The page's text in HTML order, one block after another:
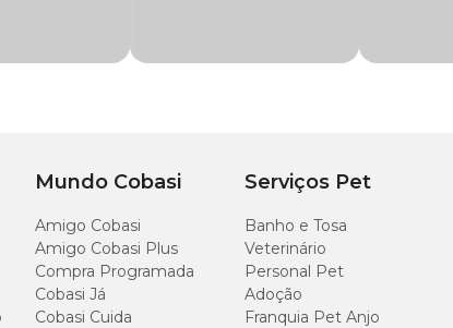
43 cm
53 cm
Mundo Cobasi
Amigo Cobasi
Amigo Cobasi Plus
Compra Programada
Cobasi Já
Cobasi Cuida
Serviços Pet
Banho e Tosa
Veterinário
Personal Pet
Adoção
Franquia Pet Anjo